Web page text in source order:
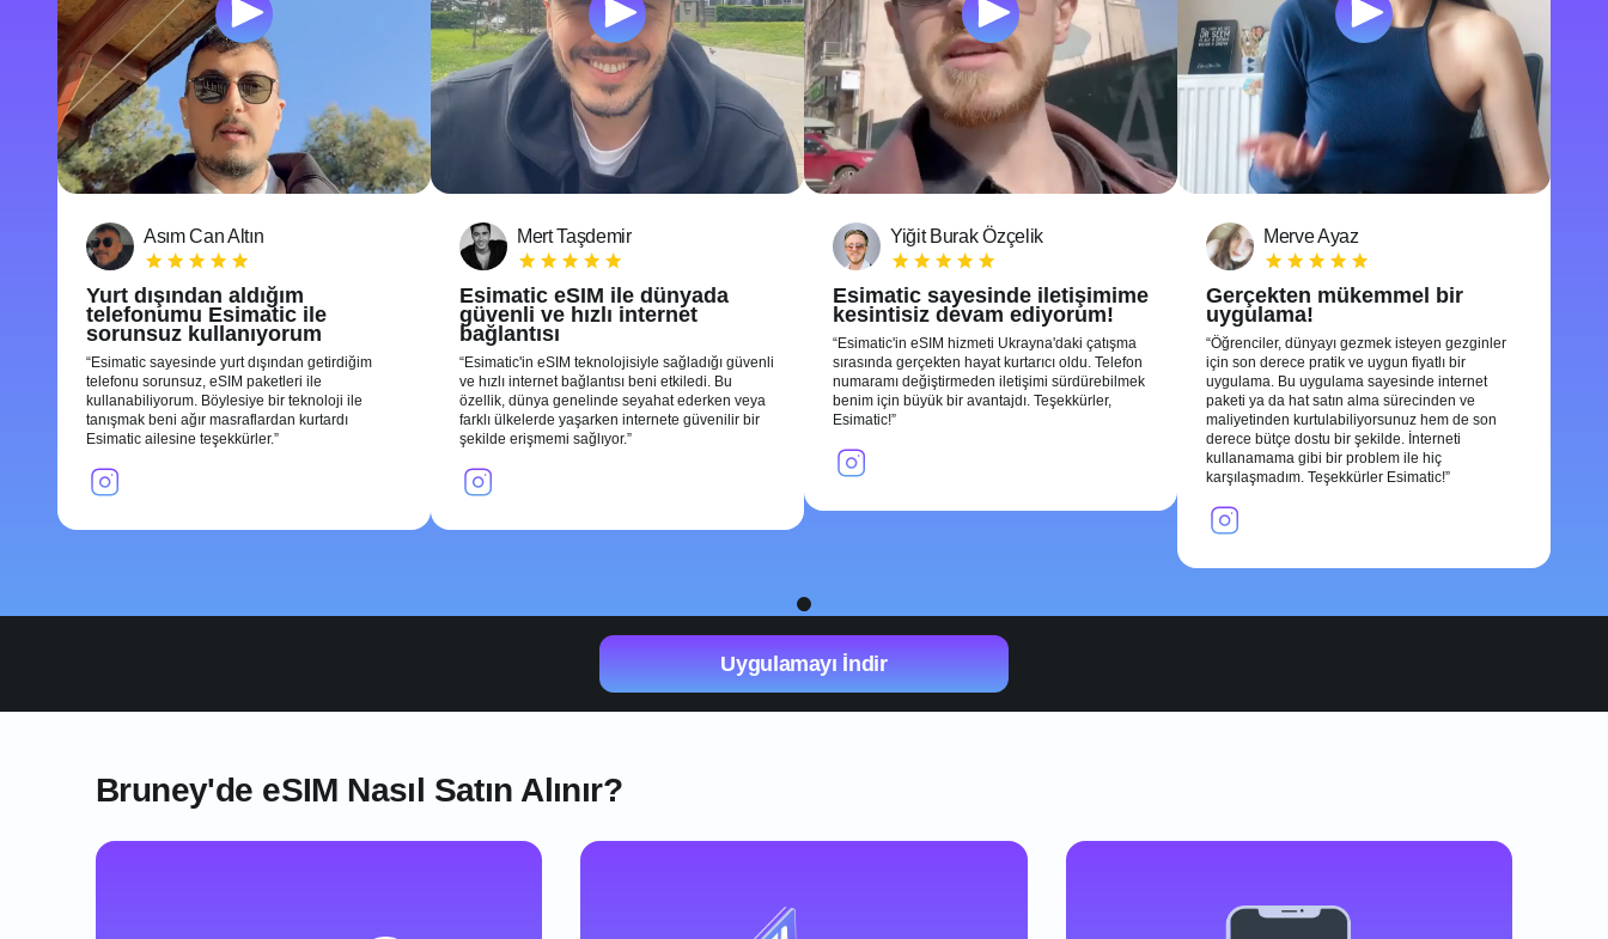
Asım Can Altın
Yurt dışından aldığım
telefonumu Esimatic ile
sorunsuz kullanıyorum
Esimatic sayesinde yurt dışından getirdiğim
telefonu sorunsuz, eSIM paketleri ile
kullanabiliyorum. Böylesiye bir teknoloji ile
tanışmak beni ağır masraflardan kurtardı
Esimatic ailesine teşekkürler.
Mert Taşdemir
Esimatic eSIM ile dünyada
güvenli ve hızlı internet
bağlantısı
Esimatic'in eSIM teknolojisiyle sağladığı güvenli
ve hızlı internet bağlantısı beni etkiledi. Bu
özellik, dünya genelinde seyahat ederken veya
farklı ülkelerde yaşarken internete güvenilir bir
şekilde erişmemi sağlıyor.
Yiğit Burak Özçelik
Esimatic sayesinde iletişimime
kesintisiz devam ediyorum!
Esimatic'in eSIM hizmeti Ukrayna'daki çatışma
sırasında gerçekten hayat kurtarıcı oldu. Telefon
numaramı değiştirmeden iletişimi sürdürebilmek
benim için büyük bir avantajdı. Teşekkürler,
Esimatic!
Merve Ayaz
Gerçekten mükemmel bir
uygulama!
Öğrenciler, dünyayı gezmek isteyen gezginler
için son derece pratik ve uygun fiyatlı bir
uygulama. Bu uygulama sayesinde internet
paketi ya da hat satın alma sürecinden ve
maliyetinden kurtulabiliyorsunuz hem de son
derece bütçe dostu bir şekilde. İnterneti
kullanamama gibi bir problem ile hiç
karşılaşmadım. Teşekkürler Esimatic!
1
Uygulamayı İndir
Bruney'de eSIM Nasıl Satın Alınır?